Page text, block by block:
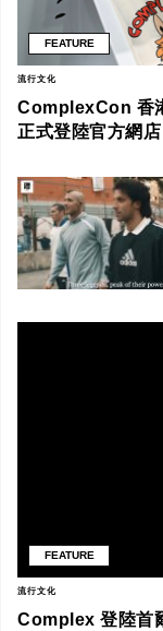
FEATURE
流行文化
ComplexCon 香
正式登陸官方網店
FEATURE
流行文化
Complex 登陸首